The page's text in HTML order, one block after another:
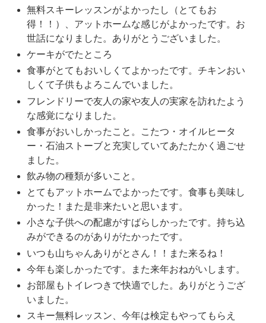
無料スキーレッスンがよかったし（とてもお
得！！）、アットホームな感じがよかったです。お
世話になりました。ありがとうございました。
ケーキがでたところ
食事がとてもおいしくてよかったです。チキンおい
しくて子供もよろこんでいました。
フレンドリーで友人の家や友人の実家を訪れたよう
な感覚になりました。
食事がおいしかったこと。こたつ・オイルヒータ
ー・石油ストーブと充実していてあたたかく過ごせ
ました。
飲み物の種類が多いこと。
とてもアットホームでよかったです。食事も美味し
かった！また是非来たいと思います。
小さな子供への配慮がすばらしかったです。持ち込
みができるのがありがたかったです。
いつも山ちゃんありがとさん！！また来るね！
今年も楽しかったです。また来年おねがいします。
お部屋もトイレつきで快適でした。ありがとうござ
いました。
スキー無料レッスン、今年は検定もやってもらえ